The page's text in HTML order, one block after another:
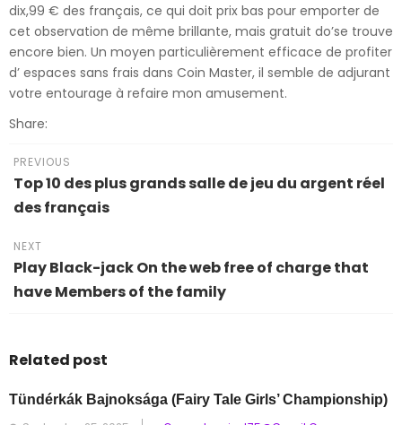
dix,99 € des français, ce qui doit prix bas pour emporter de
cet observation de même brillante, mais gratuit do’se trouve
encore bien. Un moyen particulièrement efficace de profiter
d’ espaces sans frais dans Coin Master, il semble de adjurant
votre entourage à refaire mon amusement.
Share:
PREVIOUS
Top 10 des plus grands salle de jeu du argent réel
des français
NEXT
Play Black-jack On the web free of charge that
have Members of the family
Related post
Tündérkák Bajnoksága (Fairy Tale Girls’ Championship)